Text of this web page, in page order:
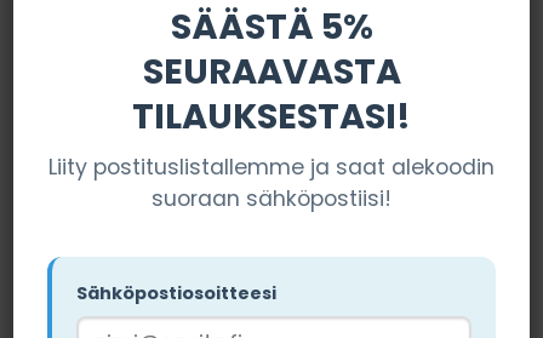
SÄÄSTÄ 5%
SEURAAVASTA
TILAUKSESTASI!
Liity postituslistallemme ja saat alekoodin
suoraan sähköpostiisi!
Sähköpostiosoitteesi